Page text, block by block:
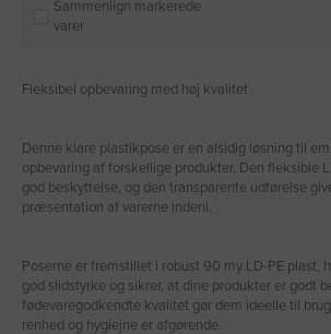
Sammenlign markerede
varer
Fleksibel opbevaring med høj kvalitet
Denne klare plastikpose er en alsidig løsning til
opbevaring af forskellige produkter. Den fleksible
god beskyttelse, og den transparente udførelse
præsentation af varerne indeni.
Poserne er fremstillet i robust 90 my LD-PE plast,
god slidstyrke og sikrer, at dine produkter er godt
fødevaregodkendte kvalitet gør dem ideelle til
renhed og hygiejne er afgørende.